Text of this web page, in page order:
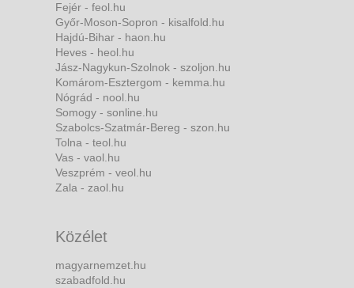
Fejér - feol.hu
Győr-Moson-Sopron - kisalfold.hu
Hajdú-Bihar - haon.hu
Heves - heol.hu
Jász-Nagykun-Szolnok - szoljon.hu
Komárom-Esztergom - kemma.hu
Nógrád - nool.hu
Somogy - sonline.hu
Szabolcs-Szatmár-Bereg - szon.hu
Tolna - teol.hu
Vas - vaol.hu
Veszprém - veol.hu
Zala - zaol.hu
Közélet
magyarnemzet.hu
szabadfold.hu